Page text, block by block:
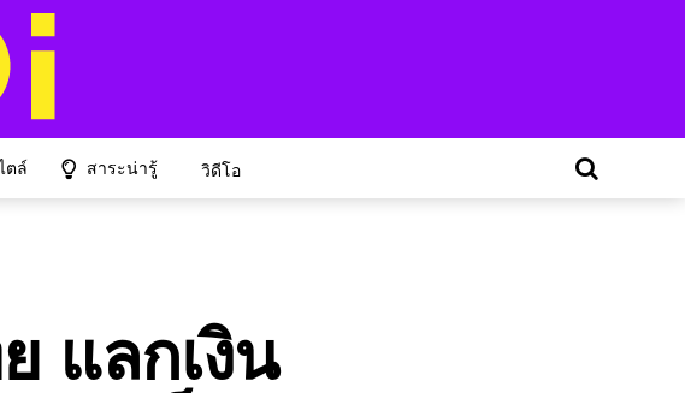
ตล์ สาระน่ารู้ วิดีโอ
แลกเงิน